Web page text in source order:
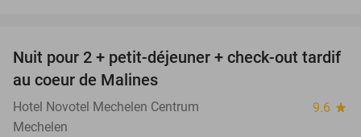
30%
Nuit pour 2 + petit-déjeuner + check-out tardif
au coeur de Malines
Hotel Novotel Mechelen Centrum 9.6 star
Mechelen